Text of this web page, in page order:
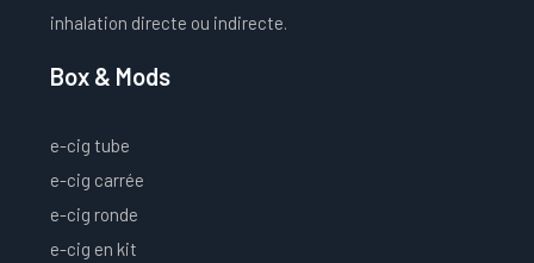
inhalation directe ou indirecte.
Box & Mods
e-cig tube
e-cig carrée
e-cig ronde
e-cig en kit